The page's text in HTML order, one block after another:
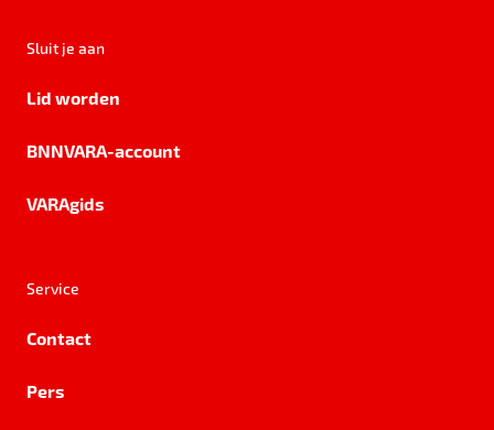
Sluit je aan
Lid worden
BNNVARA-account
VARAgids
Service
Contact
Pers